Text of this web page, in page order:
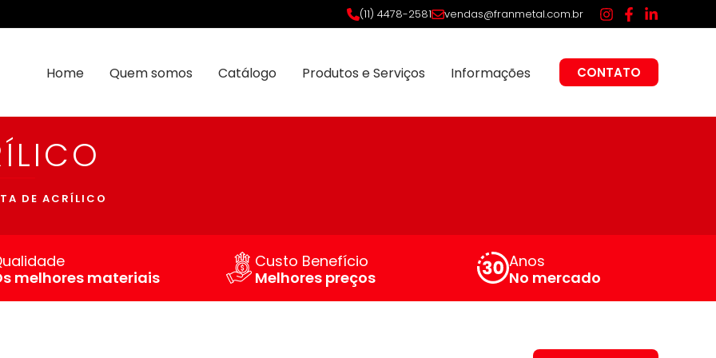
(11) 4478-2581 vendas@franmetal.com.br
Home Quem somos Catálogo Produtos e Serviços Informações CONTATO
DE ACRÍLICO
melhores materiais
Custo Benefício
Melhores preços
Anos
No mercado